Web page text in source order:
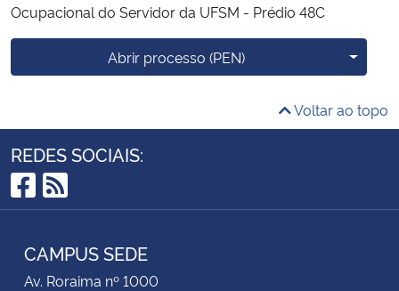
Ocupacional do Servidor da UFSM - Prédio 48C
Abrir processo (PEN) Mais
Voltar ao topo
REDES SOCIAIS:
Facebook
RSS
CAMPUS SEDE
Av. Roraima nº 1000